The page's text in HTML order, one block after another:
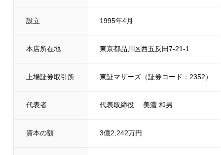
設立 1995年4月
本店所在地 東京都品川区西五反田7-21-1
上場証券取引所 東証マザーズ（証券コード：2352）
代表者 代表取締役 美濃 和男
資本の額 3億2,242万円